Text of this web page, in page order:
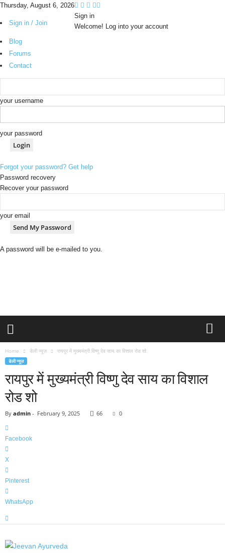
Thursday, August 6, 2026
Sign in / Join
Blog
Forums
Contact
Sign in
Welcome! Log into your account
your username
your password
Forgot your password? Get help
Password recovery
Recover your password
your email
A password will be e-mailed to you.
N
Home डेली न्यूज़ रायपुर में मुख्यमंत्री विष्णु देव साय का विशाल रोड शो
डेली न्यूज़
रायपुर में मुख्यमंत्री विष्णु देव साय का विशाल
रोड शो
By admin - February 9, 2025 66 0
Facebook
X
Pinterest
WhatsApp